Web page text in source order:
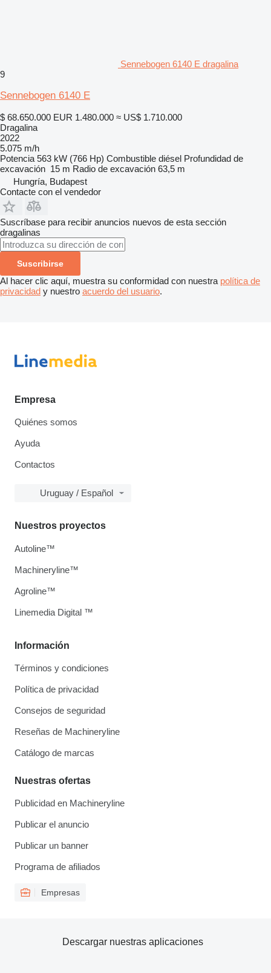
Sennebogen 6140 E dragalina
9
Sennebogen 6140 E
$ 68.650.000 EUR 1.480.000 ≈ US$ 1.710.000
Dragalina
2022
5.075 m/h
Potencia 563 kW (766 Hp) Combustible diésel Profundidad de
excavación 15 m Radio de excavación 63,5 m
Hungría, Budapest
Contacte con el vendedor
Suscríbase para recibir anuncios nuevos de esta sección
dragalinas
Suscribirse
Al hacer clic aquí, muestra su conformidad con nuestra política de
privacidad y nuestro acuerdo del usuario.
Empresa
Quiénes somos
Ayuda
Contactos
Uruguay / Español
Información
Términos y condiciones
Política de privacidad
Consejos de seguridad
Reseñas de Machineryline
Catálogo de marcas
Nuestras ofertas
Publicidad en Machineryline
Publicar el anuncio
Publicar un banner
Programa de afiliados
Empresas
Nuestros proyectos
Autoline™
Machineryline™
Agroline™
Linemedia Digital ™
Descargar nuestras aplicaciones